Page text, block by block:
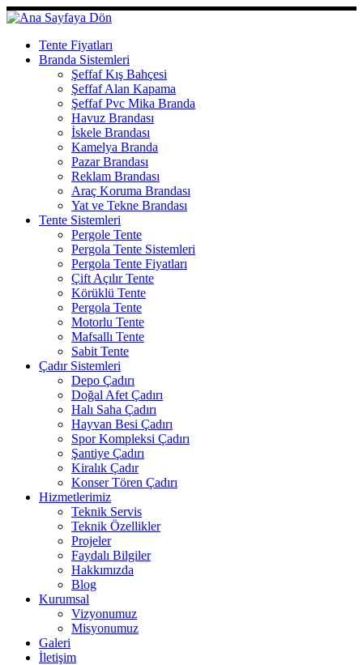
Skip
to
contentTente Fiyatları
Branda Sistemleri
Şeffaf Kış Bahçesi
Şeffaf Alan Kapama
Şeffaf Pvc Mika Branda
Havuz Brandası
İskele Brandası
Kamelya Branda
Pazar Brandası
Reklam Brandası
Araç Koruma Brandası
Yat ve Tekne Brandası
Tente Sistemleri
Pergole Tente
Pergola Tente Sistemleri
Pergola Tente Fiyatları
Çift Açılır Tente
Körüklü Tente
Pergola Tente
Motorlu Tente
Mafsallı Tente
Sabit Tente
Çadır Sistemleri
Depo Çadırı
Doğal Afet Çadırı
Halı Saha Çadırı
Hayvan Besi Çadırı
Spor Kompleksi Çadırı
Şantiye Çadırı
Kiralık Çadır
Konser Tören Çadırı
Hizmetlerimiz
Teknik Servis
Teknik Özellikler
Projeler
Faydalı Bilgiler
Hakkımızda
Blog
Kurumsal
Vizyonumuz
Misyonumuz
Galeri
İletişim